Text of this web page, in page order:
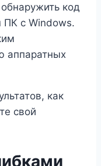
код
с Windows.
аппаратных
как
свой